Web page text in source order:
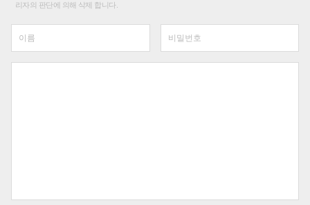
리자의 판단에 의해 삭제 합니다.